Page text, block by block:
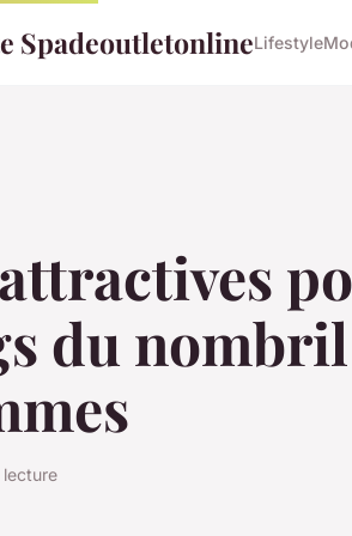
SpadeoutletonlineLifestyle
du nombril